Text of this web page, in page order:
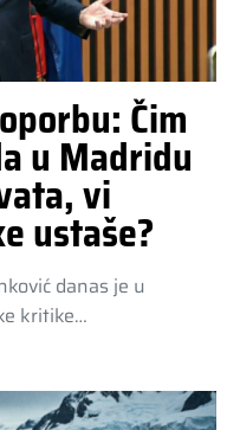
Čim
u Madridu
vi
ustaše?
danas je u
kritike…